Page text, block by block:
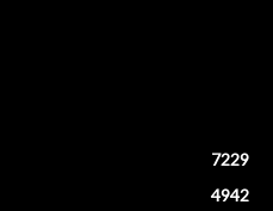
7229
4942